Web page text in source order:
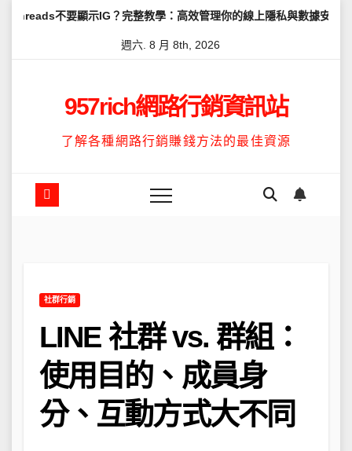
示IG？完整教學：高效管理你的線上隱私與數據安全 怎麼讓
週六. 8 月 8th, 2026
957rich網路行銷資訊站
了解各種網路行銷賺錢方法的最佳資源
社群行銷
LINE 社群 vs. 群組：
使用目的、成員身
分、互動方式大不同